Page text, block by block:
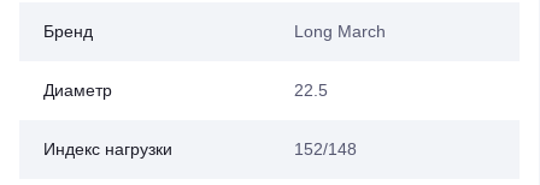
Бренд Long March
Диаметр 22.5
Индекс нагрузки 152/148